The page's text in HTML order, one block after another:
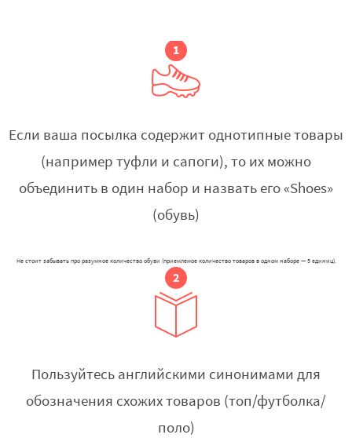
Если ваша посылка содержит однотипные товары
(например туфли и сапоги), то их можно
объединить в один набор и назвать его «Shoes»
(обувь)
Не стоит забывать про разумное количество обуви (приемлемое количество товаров в одном наборе — 5 единиц).
Пользуйтесь английскими синонимами для
обозначения схожих товаров (топ/футболка/
поло)